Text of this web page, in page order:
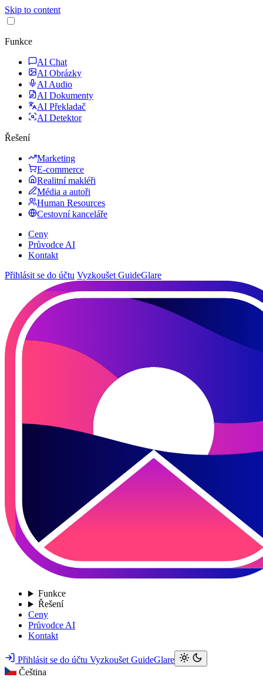
Skip to content
Funkce
AI Chat
AI Obrázky
AI Audio
AI Dokumenty
AI Překladač
AI Detektor
Řešení
Marketing
E-commerce
Realitní makléři
Média a autoři
Human Resources
Cestovní kanceláře
Ceny
Průvodce AI
Kontakt
Přihlásit se do účtu Vyzkoušet GuideGlare
Funkce
Řešení
Ceny
Průvodce AI
Kontakt
Přihlásit se do účtu Vyzkoušet GuideGlare
Čeština